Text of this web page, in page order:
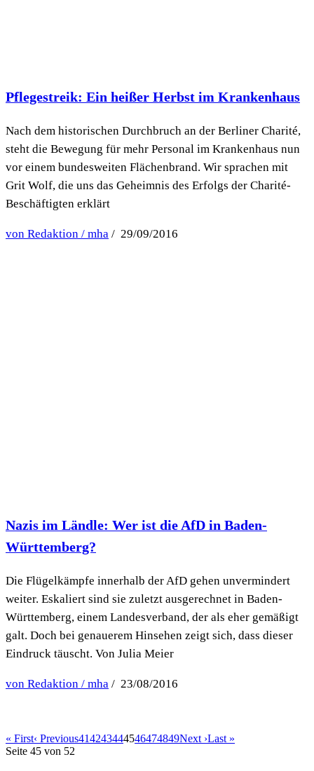
Pflegestreik: Ein heißer Herbst im Krankenhaus
Nach dem historischen Durchbruch an der Berliner Charité,
steht die Bewegung für mehr Personal im Krankenhaus nun
vor einem bundesweiten Flächenbrand. Wir sprachen mit
Grit Wolf, die uns das Geheimnis des Erfolgs der Charité-
Beschäftigten erklärt
von Redaktion / mha / 29/09/2016
Nazis im Ländle: Wer ist die AfD in Baden-
Württemberg?
Die Flügelkämpfe innerhalb der AfD gehen unvermindert
weiter. Eskaliert sind sie zuletzt ausgerechnet in Baden-
Württemberg, einem Landesverband, der als eher gemäßigt
galt. Doch bei genauerem Hinsehen zeigt sich, dass dieser
Eindruck täuscht. Von Julia Meier
von Redaktion / mha / 23/08/2016
« First‹ Previous414243444546474849Next ›Last »
Seite 45 von 52